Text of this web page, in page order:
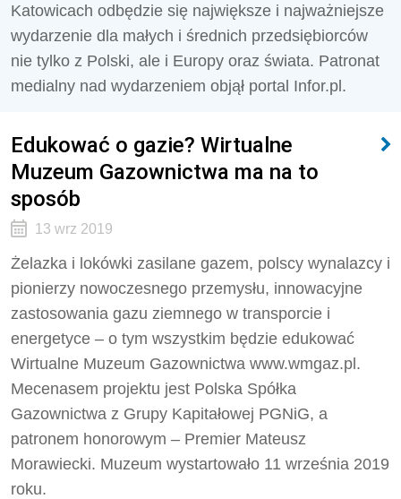
Katowicach odbędzie się największe i najważniejsze
wydarzenie dla małych i średnich przedsiębiorców
nie tylko z Polski, ale i Europy oraz świata. Patronat
medialny nad wydarzeniem objął portal Infor.pl.
Edukować o gazie? Wirtualne
Muzeum Gazownictwa ma na to
sposób
13 wrz 2019
Żelazka i lokówki zasilane gazem, polscy wynalazcy i
pionierzy nowoczesnego przemysłu, innowacyjne
zastosowania gazu ziemnego w transporcie i
energetyce – o tym wszystkim będzie edukować
Wirtualne Muzeum Gazownictwa www.wmgaz.pl.
Mecenasem projektu jest Polska Spółka
Gazownictwa z Grupy Kapitałowej PGNiG, a
patronem honorowym – Premier Mateusz
Morawiecki. Muzeum wystartowało 11 września 2019
roku.